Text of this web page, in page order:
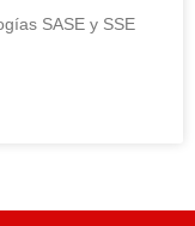
SASE y SSE